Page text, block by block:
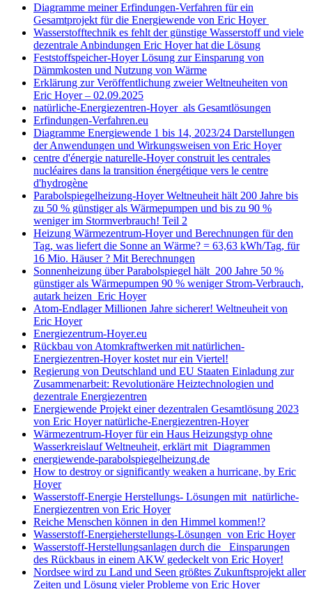
Diagramme meiner Erfindungen-Verfahren für ein
Gesamtprojekt für die Energiewende von Eric Hoyer
Wasserstofftechnik es fehlt der günstige Wasserstoff und viele
dezentrale Anbindungen Eric Hoyer hat die Lösung
Feststoffspeicher-Hoyer Lösung zur Einsparung von
Dämmkosten und Nutzung von Wärme
Erklärung zur Veröffentlichung zweier Weltneuheiten von
Eric Hoyer – 02.09.2025
natürliche-Energiezentren-Hoyer als Gesamtlösungen
Erfindungen-Verfahren.eu
Diagramme Energiewende 1 bis 14, 2023/24 Darstellungen
der Anwendungen und Wirkungsweisen von Eric Hoyer
centre d'énergie naturelle-Hoyer construit les centrales
nucléaires dans la transition énergétique vers le centre
d'hydrogène
Parabolspiegelheizung-Hoyer Weltneuheit hält 200 Jahre bis
zu 50 % günstiger als Wärmepumpen und bis zu 90 %
weniger im Stormverbrauch! Teil 2
Heizung Wärmezentrum-Hoyer und Berechnungen für den
Tag, was liefert die Sonne an Wärme? = 63,63 kWh/Tag, für
16 Mio. Häuser ? Mit Berechnungen
Sonnenheizung über Parabolspiegel hält 200 Jahre 50 %
günstiger als Wärmepumpen 90 % weniger Strom-Verbrauch,
autark heizen Eric Hoyer
Atom-Endlager Millionen Jahre sicherer! Weltneuheit von
Eric Hoyer
Energiezentrum-Hoyer.eu
Rückbau von Atomkraftwerken mit natürlichen-
Energiezentren-Hoyer kostet nur ein Viertel!
Regierung von Deutschland und EU Staaten Einladung zur
Zusammenarbeit: Revolutionäre Heiztechnologien und
dezentrale Energiezentren
Energiewende Projekt einer dezentralen Gesamtlösung 2023
von Eric Hoyer natürliche-Energiezentren-Hoyer
Wärmezentrum-Hoyer für ein Haus Heizungstyp ohne
Wasserkreislauf Weltneuheit, erklärt mit Diagrammen
energiewende-parabolspiegelheizung.de
How to destroy or significantly weaken a hurricane, by Eric
Hoyer
Wasserstoff-Energie Herstellungs- Lösungen mit natürliche-
Energiezentren von Eric Hoyer
Reiche Menschen können in den Himmel kommen!?
Wasserstoff-Energieherstellungs-Lösungen von Eric Hoyer
Wasserstoff-Herstellungsanlagen durch die Einsparungen
des Rückbaus in einem AKW gedeckelt von Eric Hoyer!
Nordsee wird zu Land und Seen größtes Zukunftsprojekt aller
Zeiten und Lösung vieler Probleme von Eric Hoyer